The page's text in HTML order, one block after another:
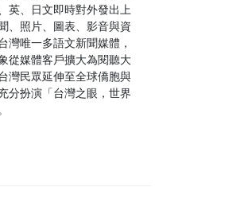
英、日文即時對外發出上
、照片、圖表、影音與資
灣唯一多語文新聞媒體，
從媒體客戶擴大為閱聽大
灣民眾延伸至全球僑胞與
分扮演「台灣之眼，世界